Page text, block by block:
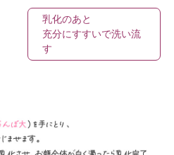
乳化のあと
充分にすすいで洗い流
す